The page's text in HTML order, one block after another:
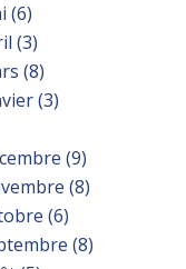
(6)
(3)
(8)
(3)
(9)
(8)
(6)
(8)